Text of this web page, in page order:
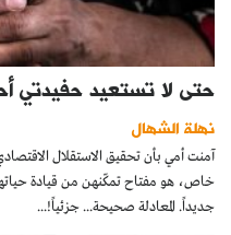
حتى لا تستعيد حفيدتي
نهلة الشهال
آمنت أمي بأن تحقيق الاستقلال
خاص، هو مفتاح تمكّنهن من قيادة
جديداً. المعادلة صحيحة... جزئياً!...